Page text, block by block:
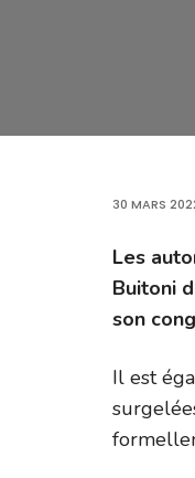
30 MARS
Les
Buitoni
son
Il est